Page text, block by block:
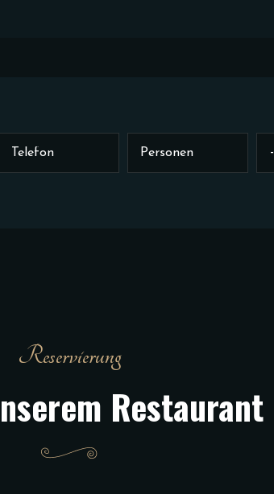
Reservierung
Restaurant